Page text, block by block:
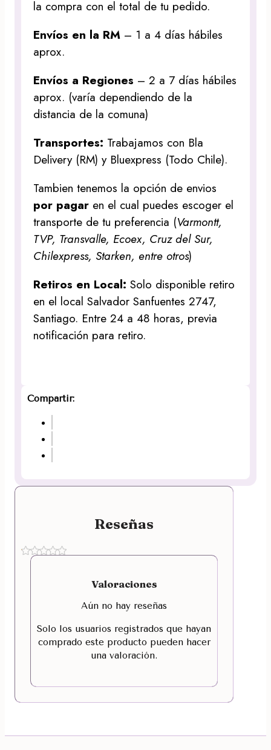
la compra con el total de tu pedido.
Envíos en la RM – 1 a 4 días hábiles
aprox.
Envíos a Regiones – 2 a 7 días hábiles
aprox. (varía dependiendo de la
distancia de la comuna)
Transportes: Trabajamos con Bla
Delivery (RM) y Bluexpress (Todo Chile).
Tambien tenemos la opción de envios
por pagar en el cual puedes escoger el
transporte de tu preferencia (Varmontt,
TVP, Transvalle, Ecoex, Cruz del Sur,
Chilexpress, Starken, entre otros)
Retiros en Local:Solo disponible retiro
en el local Salvador Sanfuentes 2747,
Santiago. Entre 24 a 48 horas, previa
notificación para retiro.
Compartir:
Reseñas
Valoraciones
Aún no hay reseñas
Solo los usuarios registrados que hayan
comprado este producto pueden hacer
una valoración.